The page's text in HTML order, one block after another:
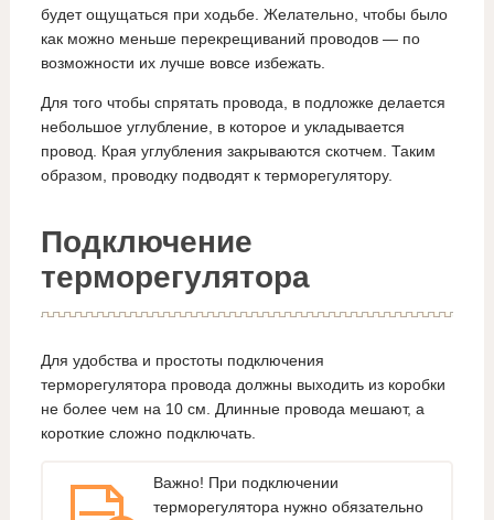
будет ощущаться при ходьбе. Желательно, чтобы было
как можно меньше перекрещиваний проводов — по
возможности их лучше вовсе избежать.
Для того чтобы спрятать провода, в подложке делается
небольшое углубление, в которое и укладывается
провод. Края углубления закрываются скотчем. Таким
образом, проводку подводят к терморегулятору.
Подключение
терморегулятора
Для удобства и простоты подключения
терморегулятора провода должны выходить из коробки
не более чем на 10 см. Длинные провода мешают, а
короткие сложно подключать.
Важно! При подключении
терморегулятора нужно обязательно